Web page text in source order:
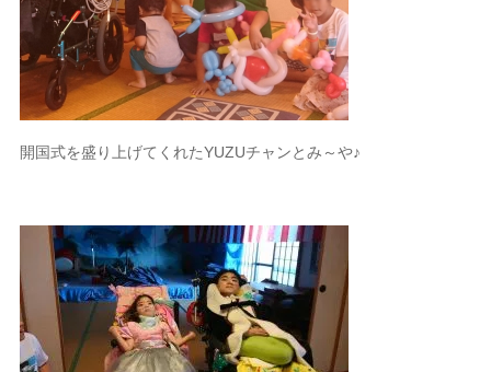
開国式を盛り上げてくれたYUZUチャンとみ～や♪